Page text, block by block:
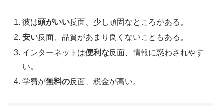
彼は頭がいい反面、少し頑固なところがある。
安い反面、品質があまり良くないこともある。
インターネットは便利な反面、情報に惑わされやす
い。
学費が無料の反面、税金が高い。